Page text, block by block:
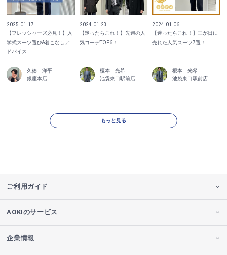
2025.01.17
【フレッシャーズ必見！】入
学式スーツ選び&着こなしア
ドバイス
久徳 洋平
銀座本店
2024.01.23
【迷ったらこれ！】先週の人
気コーデTOP6！
榎本 光希
池袋東口駅前店
2024.01.06
【迷ったらこれ！】三が日に
売れた人気スーツ7選！
榎本 光希
池袋東口駅前店
もっと見る
ご利用ガイド
AOKIのサービス
企業情報